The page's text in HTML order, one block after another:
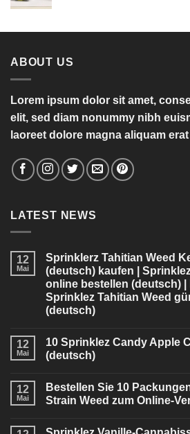
ABOUT US
Lorem ipsum dolor sit amet,
elit, sed diam nonummy nibh
laoreet dolore magna aliquam
LATEST NEWS
12
Mai
Sprinklerz Tahitian Weed
(deutsch) kaufen |
online bestellen (deutsch)
Sprinklez Tahitian Weed
(deutsch)
12
Mai
10 Sprinklez Candy Apple
(deutsch)
12
Mai
Bestellen Sie 10
Strain Weed zum Online-